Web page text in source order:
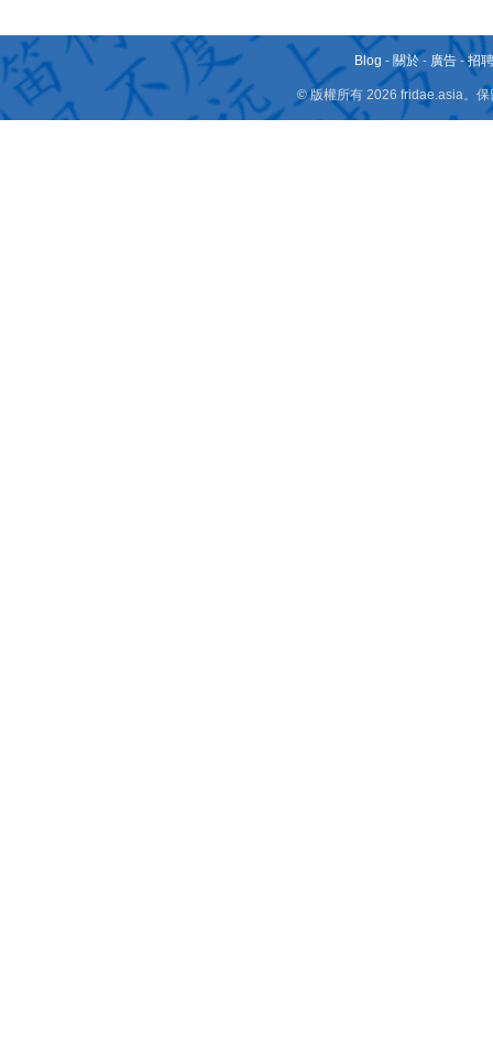
Blog - 關於 - 廣告 -招
© 版權所有 2026 fridae.asia。